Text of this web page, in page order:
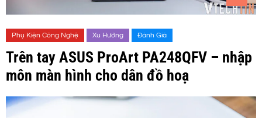
Phụ Kiện Công Nghệ Xu Hướng Đánh Giá
Trên tay ASUS ProArt PA248QFV – nhập
môn màn hình cho dân đồ hoạ